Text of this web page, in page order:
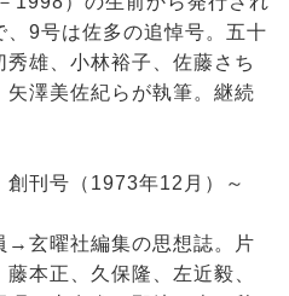
9号は佐多の追悼号。五十
雄、小林裕子、佐藤さち
澤美佐紀らが執筆。継続
刊号（1973年12月）～
→玄曜社編集の思想誌。片
本正、久保隆、左近毅、